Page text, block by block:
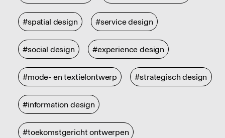
#spatial design #service design
#social design #experience design
#mode- en textielontwerp #strategisch design
#information design
#toekomstgericht ontwerpen